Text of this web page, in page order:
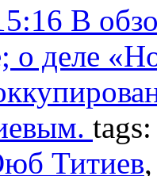
В
о деле
Титиев